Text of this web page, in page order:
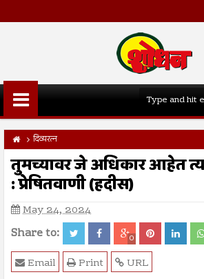
दिव्यरत्न
तुमच्यावर जे अधिकार आहेत
: प्रेषितवाणी (हदीस)
May 24, 2024
Share to: 0
URL
Print
Email